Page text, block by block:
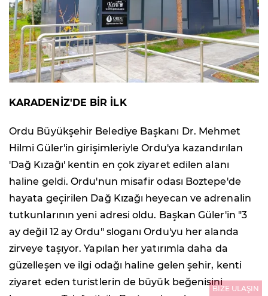
KARADENİZ'DE BİR İLK
Ordu Büyükşehir Belediye Başkanı Dr. Mehmet
Hilmi Güler'in girişimleriyle Ordu'ya kazandırılan
'Dağ Kızağı' kentin en çok ziyaret edilen alanı
haline geldi. Ordu'nun misafir odası Boztepe'de
hayata geçirilen Dağ Kızağı heyecan ve adrenalin
tutkunlarının yeni adresi oldu. Başkan Güler'in "3
ay değil 12 ay Ordu" sloganı Ordu'yu her alanda
zirveye taşıyor. Yapılan her yatırımla daha da
güzelleşen ve ilgi odağı haline gelen şehir, kenti
ziyaret eden turistlerin de büyük beğenisini
BİZE ULAŞIN